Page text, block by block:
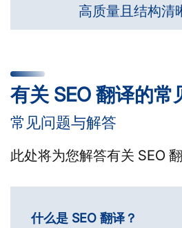
高质量且结构清
有关 SEO 翻译的常
常见问题与解答
此处将为您解答有关 SEO
什么是 SEO 翻译？